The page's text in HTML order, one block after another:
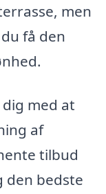
men
få den
med at
af
tilbud
den bedste